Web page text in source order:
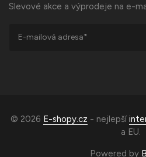
Slevové akce a výprodeje na e-
© 2026 E-shopy.cz - nejlepší
a EU.
Powered by